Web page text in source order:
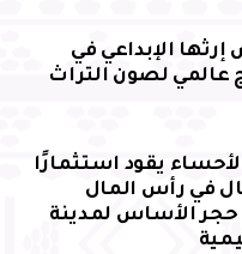
الإبداعي في
عالمي لصون التراث
يقود استثمارًا
في رأس المال
الأساس لمدينة